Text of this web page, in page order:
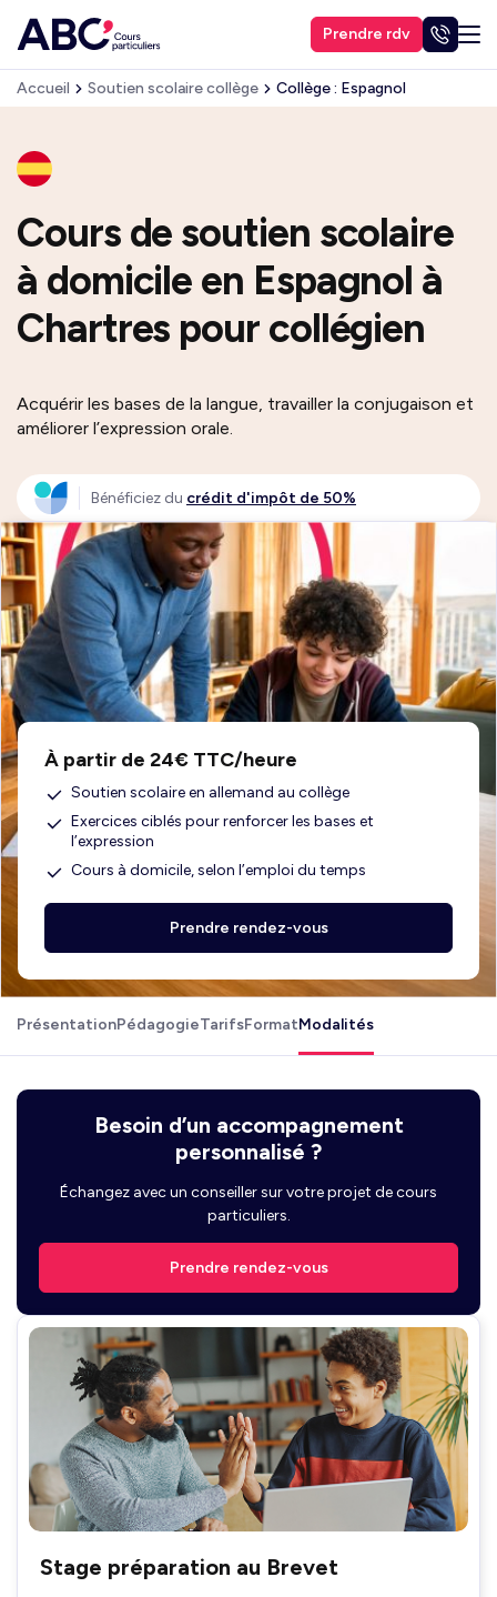
Prendre rdv
Accueil Soutien scolaire collège Collège : Espagnol
Cours de soutien scolaire
à domicile en Espagnol à
Chartres pour collégien
Acquérir les bases de la langue, travailler la conjugaison et
améliorer l’expression orale.
Bénéficiez du crédit d'impôt de 50%
À partir de 24€ TTC/heure
Soutien scolaire en allemand au collège
Exercices ciblés pour renforcer les bases et
l’expression
Cours à domicile, selon l’emploi du temps
Prendre rendez-vous
PrésentationPédagogieTarifsFormatModalités
Besoin d’un accompagnement
personnalisé ?
Échangez avec un conseiller sur votre projet de cours
particuliers.
Prendre rendez-vous
Stage préparation au Brevet